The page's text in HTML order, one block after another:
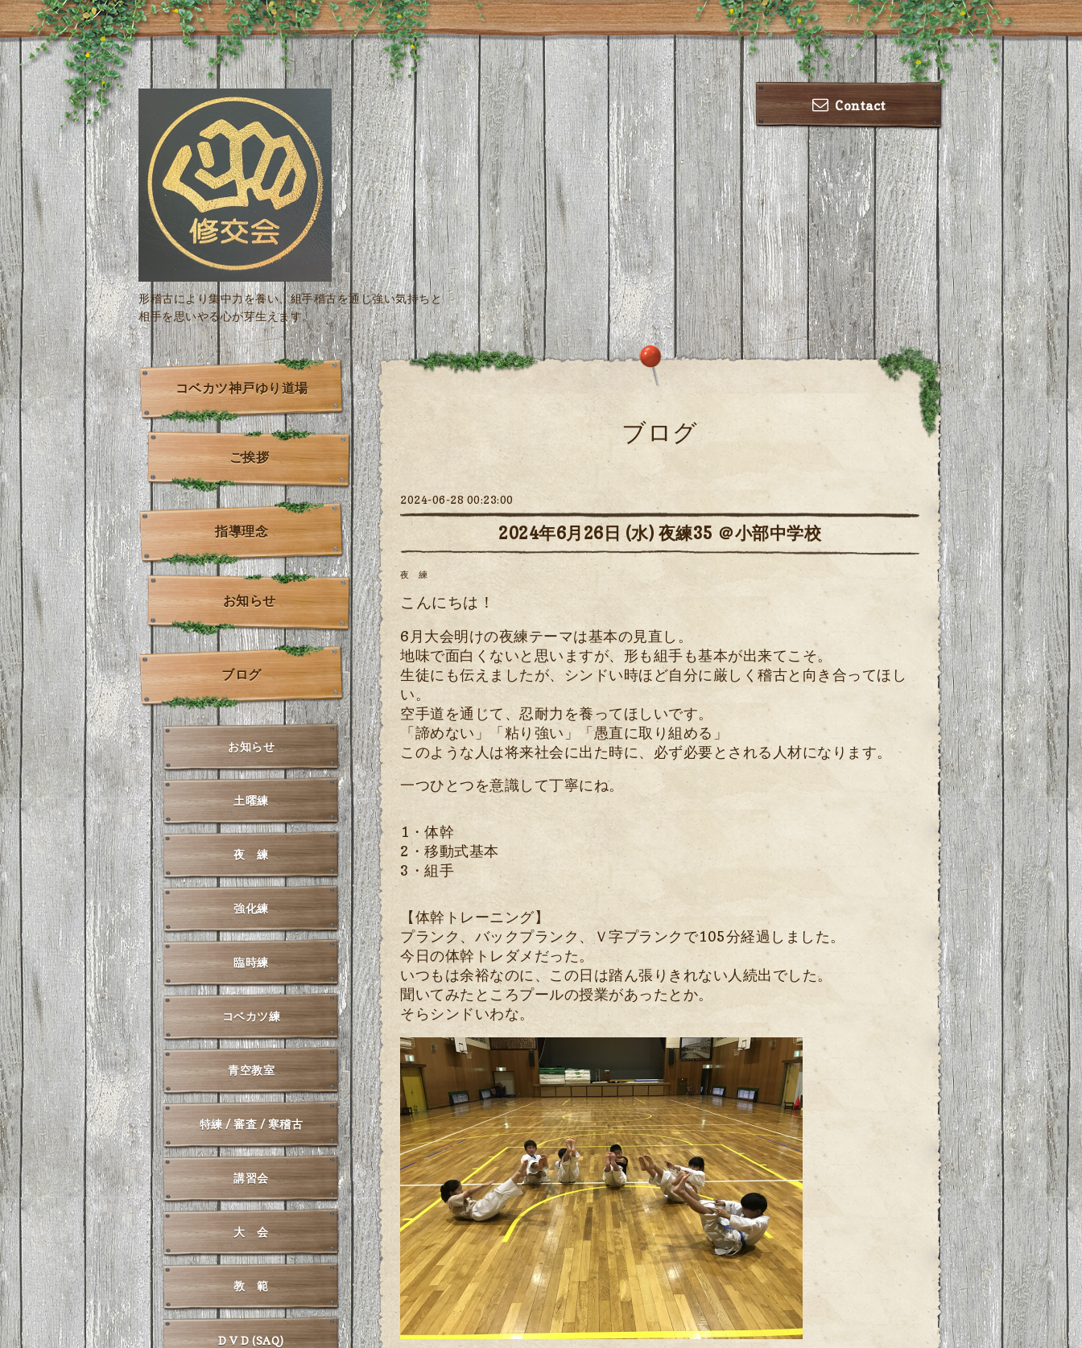
Contact
形稽古により集中力を養い、組手稽古を通じ強い気持ちと
相手を思いやる心が芽生えます。
ブログ
2024-06-28 00:23:00
2024年6月26日 (水) 夜練35 ＠小部中学校
夜 練
こんにちは！
6月大会明けの夜練テーマは基本の見直し。
地味で面白くないと思いますが、形も組手も基本が出来てこそ。
生徒にも伝えましたが、シンドい時ほど自分に厳しく稽古と向き合ってほし
い。
空手道を通じて、忍耐力を養ってほしいです。
「諦めない」「粘り強い」「愚直に取り組める」
このような人は将来社会に出た時に、必ず必要とされる人材になります。
一つひとつを意識して丁寧にね。
1・体幹
2・移動式基本
3・組手
【体幹トレーニング】
プランク、バックプランク、Ｖ字プランクで105分経過しました。
今日の体幹トレダメだった。
いつもは余裕なのに、この日は踏ん張りきれない人続出でした。
聞いてみたところプールの授業があったとか。
そらシンドいわな。
コベカツ神戸ゆり道場
ご挨拶
指導理念
お知らせ
ブログ
お知らせ
土曜練
夜 練
強化練
臨時練
コベカツ練
青空教室
特練 / 審査 / 寒稽古
講習会
大 会
教 範
D V D (SAQ)